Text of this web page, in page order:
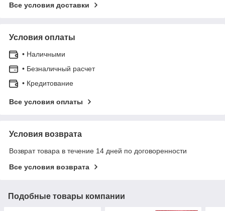
Все условия доставки
Условия оплаты
• Наличными
• Безналичный расчет
• Кредитование
Все условия оплаты
Условия возврата
Возврат товара в течение 14 дней по договоренности
Все условия возврата
Подобные товары компании